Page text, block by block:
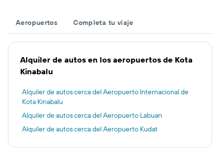
Aeropuertos Completa tu viaje
Alquiler de autos en los aeropuertos de Kota
Kinabalu
Alquiler de autos cerca del Aeropuerto Internacional de
Kota Kinabalu
Alquiler de autos cerca del Aeropuerto Labuan
Alquiler de autos cerca del Aeropuerto Kudat